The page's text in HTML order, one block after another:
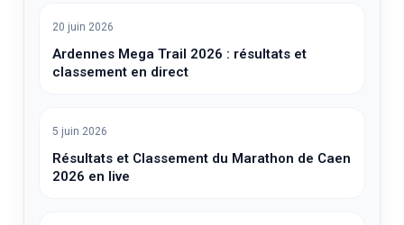
20 juin 2026
Ardennes Mega Trail 2026 : résultats et
classement en direct
5 juin 2026
Résultats et Classement du Marathon de Caen
2026 en live